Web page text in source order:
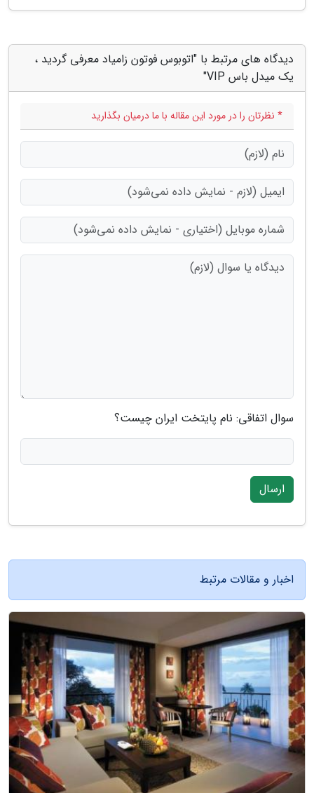
دیدگاه های مرتبط با "اتوبوس فوتون زامیاد معرفی گردید ،
یک میدل باس VIP"
* نظرتان را در مورد این مقاله با ما درمیان بگذارید
سوال اتفاقی: نام پایتخت ایران چیست؟
ارسال
اخبار و مقالات مرتبط